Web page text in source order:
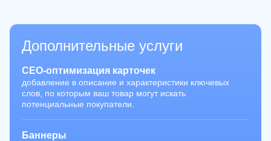
Дополнительные услуги
СЕО-оптимизация карточек
добавление в описание и характеристики ключевых
слов, по которым ваш товар могут искать
потенциальные покупатели.
Баннеры